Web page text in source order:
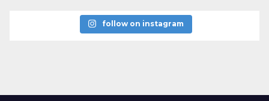
follow on instagram